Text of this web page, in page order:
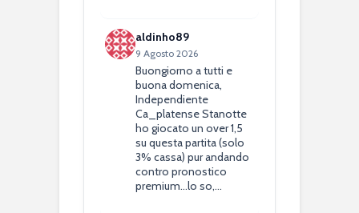
aldinho89
9 Agosto 2026
Buongiorno a tutti e
buona domenica,
Independiente
Ca_platense Stanotte
ho giocato un over 1,5
su questa partita (solo
3% cassa) pur andando
contro pronostico
premium...lo so,…